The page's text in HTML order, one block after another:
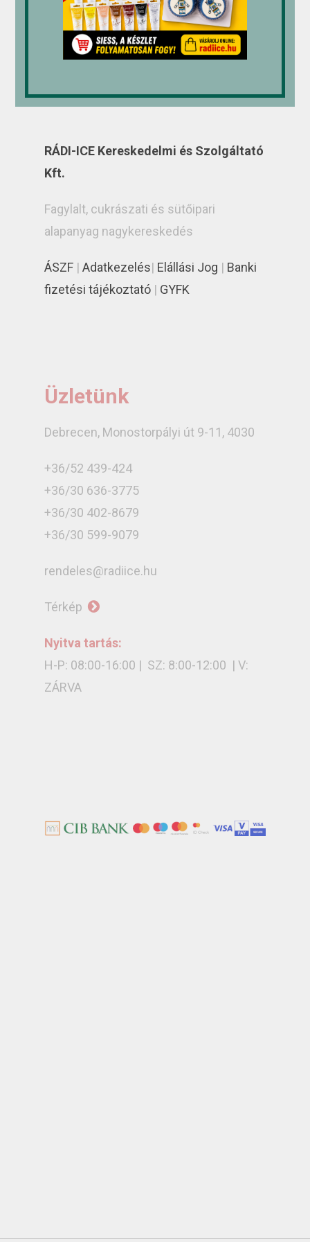
RÁDI-ICE Kereskedelmi és Szolgáltató
Kft.
Fagylalt, cukrászati és sütőipari
alapanyag nagykereskedés
ÁSZF | Adatkezelés| Elállási Jog | Banki
fizetési tájékoztató | GYFK
Üzletünk
Debrecen, Monostorpályi út 9-11, 4030
+36/52 439-424
+36/30 636-3775
+36/30 402-8679
+36/30 599-9079
rendeles@radiice.hu
Térkép
Nyitva tartás:
H-P: 08:00-16:00 | SZ: 8:00-12:00 | V:
ZÁRVA